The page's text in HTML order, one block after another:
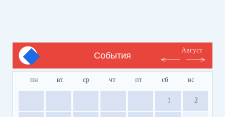
События
Август
пн вт ср чт пт сб вс
1 2